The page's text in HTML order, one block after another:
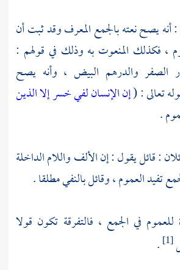
: أنه يصح نعته بالجمع المعرف وقد ثبت أن
، فكذلك المنعوت به وذلك في قولهم :
الصفر والدرهم البيض ، وأنه يصح
تعالى : (إن الإنسان لفي خسرإلا الذين
.
: قائل يقول : إن الألف واللام الداخلة
تفيد العموم ، وقائل بالنفي مطلقا .
في الجمع ، فالتفرقة تكون قولا
[1]
.